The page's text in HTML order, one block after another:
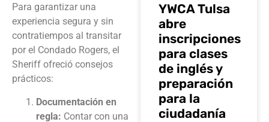
Para garantizar una
experiencia segura y sin
contratiempos al transitar
por el Condado Rogers, el
Sheriff ofreció consejos
prácticos:
Documentación en
regla: Contar con una
YWCA Tulsa
abre
inscripciones
para clases
de inglés y
preparación
para la
ciudadanía